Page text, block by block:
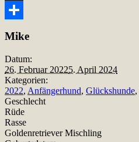
Snapchat
Mike
Datum:
26. Februar 20225. April 2024
Kategorien:
2022, Anfängerhund, Glückshunde,
Geschlecht
Rüde
Rasse
Goldenretriever Mischling